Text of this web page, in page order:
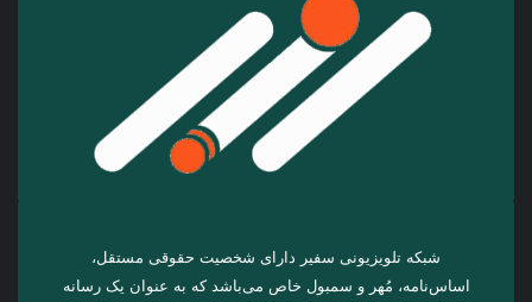
شبکه تلویزیونی سفیر دارای شخصیت حقوقی مستقل،
اساس‌نامه، مُهر و سمبول خاص می‌باشد که به عنوان یک رسانه